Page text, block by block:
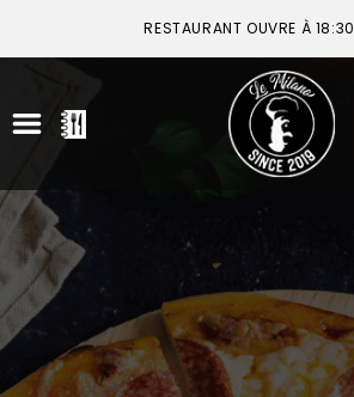
RESTAURANT OUVRE À 18:30
ACCUEIL
LA CARTE
VOTRE COMPTE